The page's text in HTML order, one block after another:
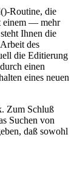
Routine, die
einem — mehr
Ihnen die
des
die Editierung
einen
eines neuen
Zum Schluß
Suchen von
daß sowohl